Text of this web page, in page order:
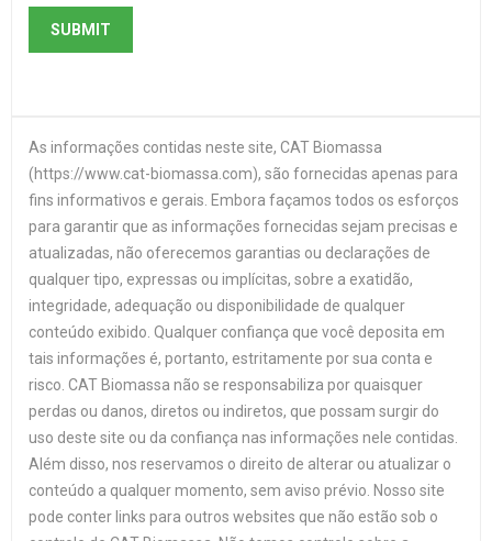
As informações contidas neste site, CAT Biomassa
(https://www.cat-biomassa.com), são fornecidas apenas para
fins informativos e gerais. Embora façamos todos os esforços
para garantir que as informações fornecidas sejam precisas e
atualizadas, não oferecemos garantias ou declarações de
qualquer tipo, expressas ou implícitas, sobre a exatidão,
integridade, adequação ou disponibilidade de qualquer
conteúdo exibido. Qualquer confiança que você deposita em
tais informações é, portanto, estritamente por sua conta e
risco. CAT Biomassa não se responsabiliza por quaisquer
perdas ou danos, diretos ou indiretos, que possam surgir do
uso deste site ou da confiança nas informações nele contidas.
Além disso, nos reservamos o direito de alterar ou atualizar o
conteúdo a qualquer momento, sem aviso prévio. Nosso site
pode conter links para outros websites que não estão sob o